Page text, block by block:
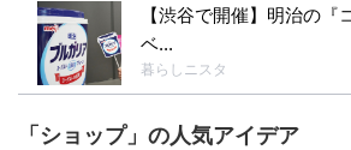
【渋谷で開催】明治の『
ベ...
暮らしニスタ
「ショップ」の人気アイデア